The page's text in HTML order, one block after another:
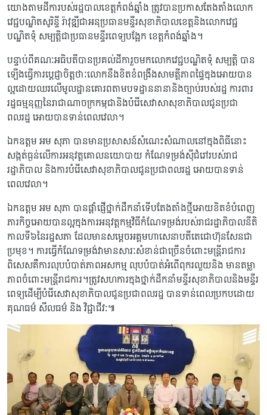
យោងតាមដីការបស់រដ្ឋបាលខេត្តកំពង់ឆ្នាំង ត្រូវបានប្រកាសតែងតាំងលោក
វេជ្ជបណ្ឌិតសូរិន្ទី រ៉ាវុឌ្ឍីជាអនុប្រធានមន្ទីរសុខាភិបាលខេត្តនិងលោកវេជ្ជ
បណ្ឌិតទុំ សម្បត្តិជាប្រធានមន្ទីរពេទ្យបង្អែក ខេត្តកំពង់ឆ្នាំង។
បន្ទាប់ពីគណៈអធិបតីបានប្រគល់ដីការួចមកលោកវេជ្ជបណ្ឌិតទុំ សម្បតិ្ត បាន
ឡើងធ្វើការប្តេជ្ញាចិត្តថាៈលោកនឹងខិតខំពង្រឹងសាមគ្គីភាពផ្ទៃក្នុងអោយបាន
ល្អដោយឈរលើមូលដ្ឋានគោរពតាមបទដ្ឋាននានានិងច្បាប់របស់រដ្ឋ ការពារ
រដ្ឋធម្មនុញ្ញនៃរាជាណាចក្រកម្ពុជានិងបំរើសេវាសាសុខាភិបាលជូនប្រជា
ពលរដ្ឋ អោយបានទាន់ពេលវេលា។
ឯកឧត្តម អម សុភា បានមានប្រសាសន៍សំណេះសំណាលនៅក្នុងពិធីនោះ
សង្កត់ធ្ងន់លើការអនុវត្តគោលនយោបាយ កំណែទម្រង់ស៊ីជំរៅរបស់រាជ
រដ្ឋាភិបាល និងការបំរើសេវាសុខាភិបាលជូនប្រជាពលរដ្ឋ អោយបានទាន់
ពេលវេលា។
ឯកឧត្តម អម សុភា បានផ្តាំផ្ញើថ្នាក់ដឹកនាំទើបតែងតាំងថ្មីអោយខិតខំបំពេញ
ភារកិច្ចអោយបានល្អក្នុងការអនុវត្តកម្មវិធីកំណែទម្រង់របស់រាជរដ្ឋាភិបាលនីតិ
កាលទី៦នៃរដ្ឋសភា ដែលមានសម្តេចអគ្គមហាសេនាបតីតេជោហ៊ុនសែនជា
ប្រមុខ។ ការធ្វើកំណែទម្រង់វាមានសារៈសំខាន់ជាច្រើនចំពោះមន្ត្រីរាជការ
ពិសេសគឺការលុបបំបាត់ភាពអសកម្ម លុបបំបាត់អំពើពុករលួយនិង មានតម្លា
ភាពចំពោះមន្រ្តីរាជការ។ត្រូវសហការក្នុងថ្នាក់ដឹកនាំមន្ទីរសុខាភិបាលនិងមន្ទីរ
ពេទ្យដើម្បីបំរើសេវាសុខាភិបាលជូនប្រជាពលរដ្ឋ បានទាន់ពេលប្រកបដោយ
គុណធម៌ សីលធម៌ និង វិជ្ជាជីវ:៕